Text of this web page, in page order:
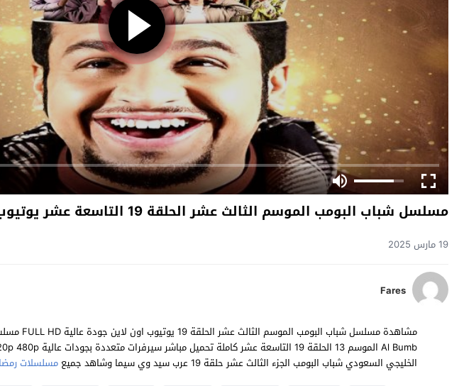
مسلسل شباب البومب الموسم الثالث عشر الحلقة 19 التاسعة عشر يوتيوب
19 مارس 2025
Fares
الخليجي السعودي شباب البومب الجزء الثالث عشر حلقة 19 عرب سيد وي سيما وشاهد جميع
مسلسلات رمضان